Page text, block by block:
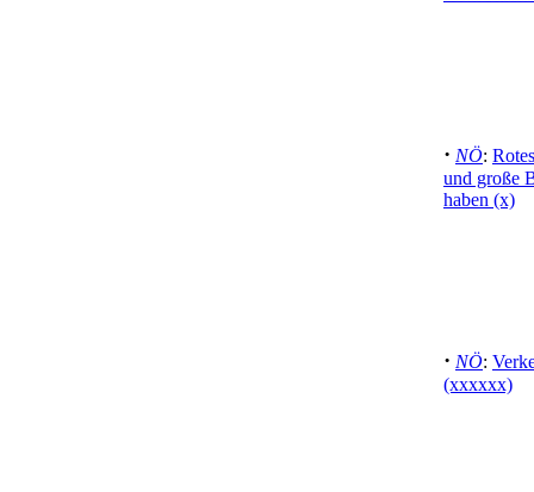
· NÖ:
und große
haben (x)
· NÖ:
(xxxxxx)